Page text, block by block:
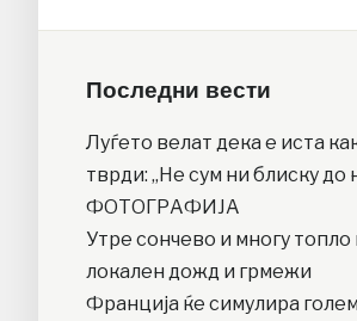
Последни вести
Луѓето велат дека е иста
тврди: „Не сум ни блиску до
ФОТОГРАФИЈА
Утре сончево и многу
локален дожд и грмежи
Франција ќе симулира